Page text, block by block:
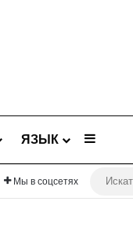
ЯЗЫК Sidebar
Мы в соцсетях